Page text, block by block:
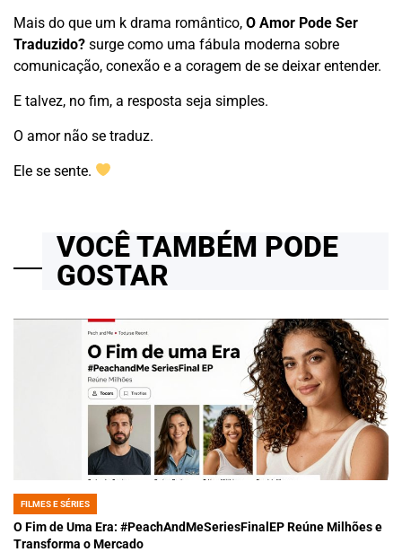
Mais do que um k drama romântico, O Amor Pode Ser
Traduzido? surge como uma fábula moderna sobre
comunicação, conexão e a coragem de se deixar entender.
E talvez, no fim, a resposta seja simples.
O amor não se traduz.
Ele se sente.
VOCÊ TAMBÉM PODE
GOSTAR
POSTED
IN
FILMES E SÉRIES
O Fim de Uma Era: #PeachAndMeSeriesFinalEP Reúne Milhões e
Transforma o Mercado